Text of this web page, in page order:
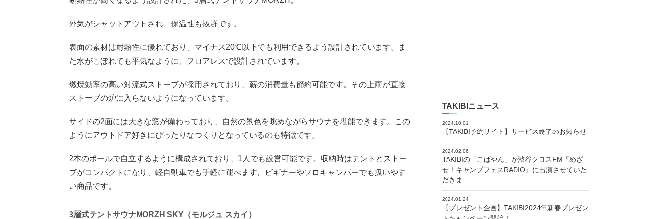
外気がシャットアウトされ、保温性も抜群です。
表面の素材は耐熱性に優れており、マイナス20℃以下でも利用できるよう設計されています。ま
た水がこぼれても平気なように、フロアレスで設計されています。
燃焼効率の高い対流式ストーブが採用されており、薪の消費量も節約可能です。その上雨が直接
ストーブの炉に入らないようになっています。
サイドの2面には大きな窓が備わっており、自然の景色を眺めながらサウナを堪能できます。この
ようにアウトドア好きにぴったりなつくりとなっているのも特徴です。
2本のポールで自立するように構成されており、1人でも設営可能です。収納時はテントとストー
ブがコンパクトになり、軽自動車でも手軽に運べます。ビギナーやソロキャンパーでも扱いやす
い商品です。
3層式テントサウナMORZH SKY（モルジュ スカイ）
TAKIBIニュース
2024.10.01
【TAKIBI予約サイト】サービス終了のお知らせ
2024.02.06
TAKIBIの「こばやん」が渋谷クロスFM『めざ
せ！キャンプフェスRADIO』に出演させていた
だきま…
2024.01.24
【プレゼント企画】TAKIBI2024年新春プレゼン